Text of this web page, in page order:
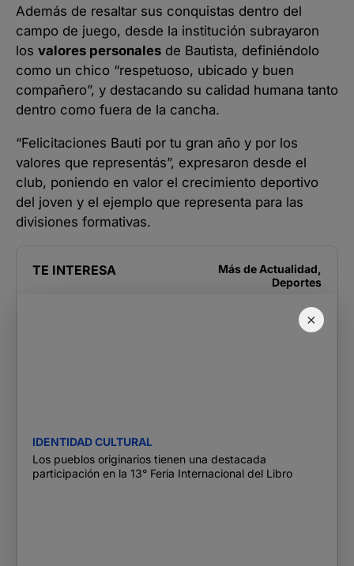
×
Además de resaltar sus conquistas dentro del
campo de juego, desde la institución subrayaron
los valores personales de Bautista, definiéndolo
como un chico “respetuoso, ubicado y buen
compañero”, y destacando su calidad humana tanto
dentro como fuera de la cancha.
“Felicitaciones Bauti por tu gran año y por los
valores que representás”, expresaron desde el
club, poniendo en valor el crecimiento deportivo
del joven y el ejemplo que representa para las
divisiones formativas.
TE INTERESA Más de Actualidad,
Deportes
IDENTIDAD CULTURAL
Los pueblos originarios tienen una destacada
participación en la 13° Feria Internacional del Libro